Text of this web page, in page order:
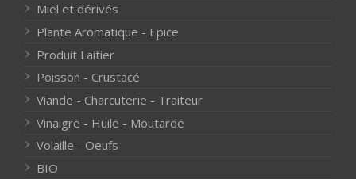
Miel et dérivés
Plante Aromatique - Epice
Produit Laitier
Poisson - Crustacé
Viande - Charcuterie - Traiteur
Vinaigre - Huile - Moutarde
Volaille - Oeufs
BIO